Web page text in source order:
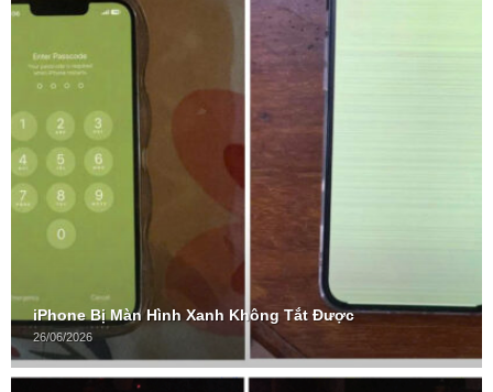
iPhone Bị Màn Hình Xanh Không Tắt Được
26/06/2026